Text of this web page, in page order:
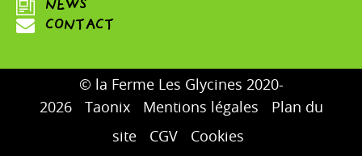
© la Ferme Les Glycines 2020-
2026
Taonix Mentions légales
Plan du
site
CGV Cookies